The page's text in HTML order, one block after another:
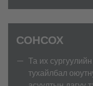
СОНСОХ
Та их
тухайлбал